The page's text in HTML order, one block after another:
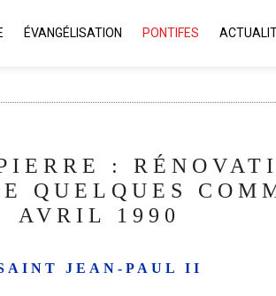
ÉVANGÉLISATION PONTIFES
:
QUELQUES
AVRIL 1990
JEAN-PAUL II